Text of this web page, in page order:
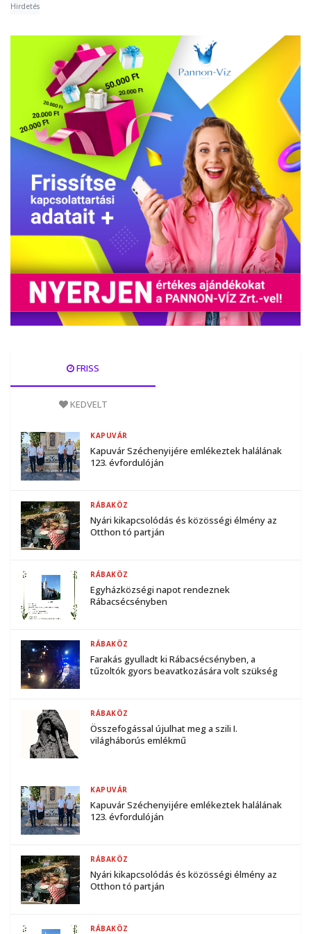
Hirdetés
FRISS
KEDVELT
Kapuvár Széchenyijére emlékeztek halálának
123. évfordulóján
KAPUVÁR
Nyári kikapcsolódás és közösségi élmény az
Otthon tó partján
RÁBAKÖZ
Egyházközségi napot rendeznek
Rábacsécsényben
RÁBAKÖZ
Farakás gyulladt ki Rábacsécsényben, a
tűzoltók gyors beavatkozására volt szükség
RÁBAKÖZ
Összefogással újulhat meg a szili I.
világháborús emlékmű
RÁBAKÖZ
Kapuvár Széchenyijére emlékeztek halálának
123. évfordulóján
KAPUVÁR
Nyári kikapcsolódás és közösségi élmény az
Otthon tó partján
RÁBAKÖZ
RÁBAKÖZ